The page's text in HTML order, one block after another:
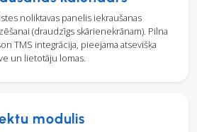
noliktavas panelis iekraušanas
(draudzīgs skārienekrānam). Pilna
TMS integrācija, pieejama atsevišķa
un lietotāju lomas.
modulis